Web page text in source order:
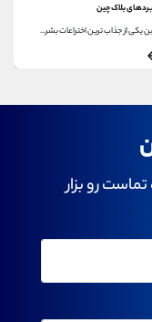
بلاک چین
یکی از جذاب ترین اختراعات بشر...
رو بزار